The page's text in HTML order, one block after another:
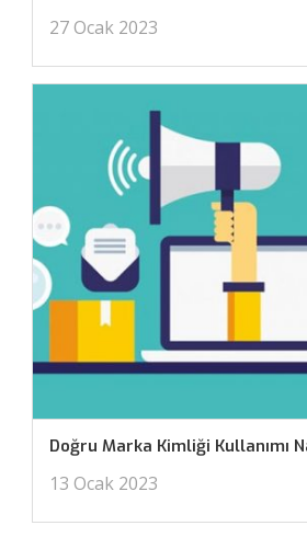
27 Ocak 2023
Doğru Marka Kimliği Kullanımı
13 Ocak 2023